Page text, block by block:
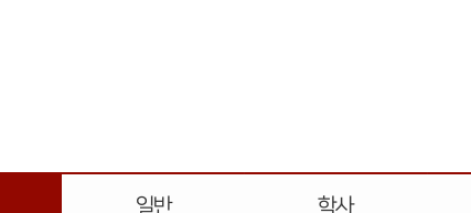
일반 학사